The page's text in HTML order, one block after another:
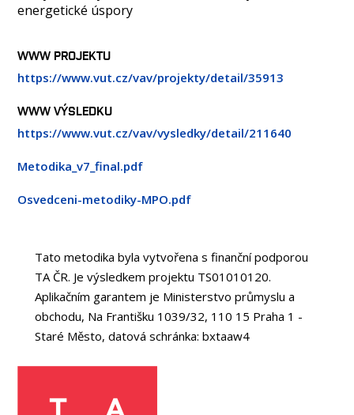
energetické úspory
WWW PROJEKTU
https://www.vut.cz/vav/projekty/detail/35913
WWW VÝSLEDKU
https://www.vut.cz/vav/vysledky/detail/211640
Metodika_v7_final.pdf
Osvedceni-metodiky-MPO.pdf
Tato metodika byla vytvořena s finanční podporou
TA ČR. Je výsledkem projektu TS01010120.
Aplikačním garantem je Ministerstvo průmyslu a
obchodu, Na Františku 1039/32, 110 15 Praha 1 -
Staré Město, datová schránka: bxtaaw4